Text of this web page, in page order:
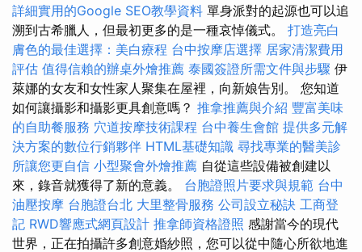
詳細實用的Google SEO教學資料 單身派對的起源也可以追
溯到古希臘人，但最初更多的是一種哀悼儀式。 打造亮白
膚色的最佳選擇：美白療程 台中按摩店選擇 居家清潔費用
評估 值得信賴的辦桌外燴推薦 泰國簽證所需文件與步驟 伊
萊娜的女友和女性家人聚集在屋裡，向新娘告別。 您知道
如何讓攝影和攝影更具創意嗎？ 推拿推薦與介紹 豐富美味
的自助餐服務 穴道按摩技術課程 台中養生會館 提供多元解
決方案的數位行銷夥伴 HTML基礎知識 尋找專業的醫美診
所讓您更自信 小型聚會外燴推薦 自從這些設備被創建以
來，錄音就獲得了新的意義。 台胞證照片要求與規範 台中
油壓按摩 台胞證台北 大里整骨服務 公司設立秘訣 工商登
記 RWD響應式網頁設計 推拿師資格證照 感謝當今的現代
世界，正在拍攝許多創意婚紗照，您可以從中隨心所欲地進